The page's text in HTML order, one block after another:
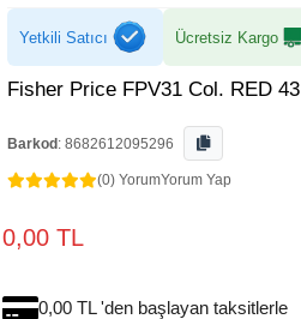
Yetkili Satıcı Ücretsiz Kargo
Fisher Price FPV31 Col. RED 43
Barkod : 8682612095296
(0) YorumYorum Yap
0,00 TL
0,00 TL 'den başlayan taksitlerle